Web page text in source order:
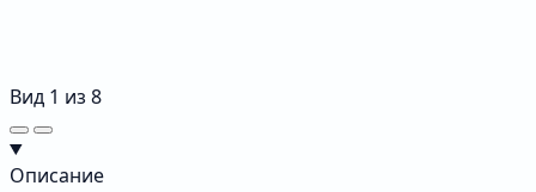
Вид 1 из 8
Описание